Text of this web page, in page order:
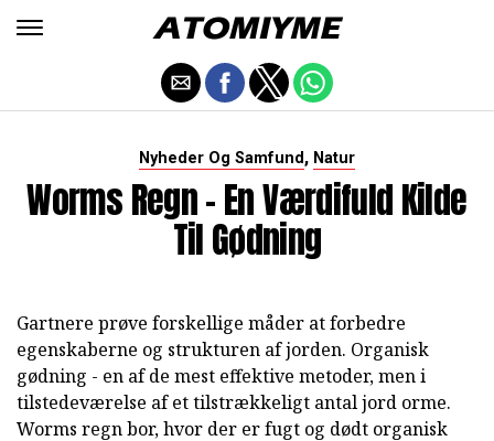
Nyheder Og Samfund, Natur
Worms Regn - En Værdifuld Kilde
Til Gødning
Gartnere prøve forskellige måder at forbedre
egenskaberne og strukturen af jorden. Organisk
gødning - en af de mest effektive metoder, men i
tilstedeværelse af et tilstrækkeligt antal jord orme.
Worms regn bor, hvor der er fugt og dødt organisk